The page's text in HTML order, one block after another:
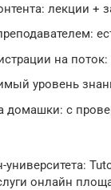
лекции +
на
уровень
домашки: с
онлайн